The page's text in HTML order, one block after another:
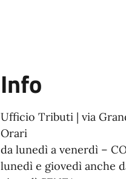
Info
Ufficio Tributi | via
Orari
da lunedì a venerdì –
lunedì e giovedì anche